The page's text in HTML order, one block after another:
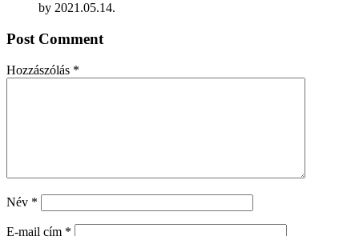
by 2021.05.14.
Post Comment
Hozzászólás *
Név *
E-mail cím *